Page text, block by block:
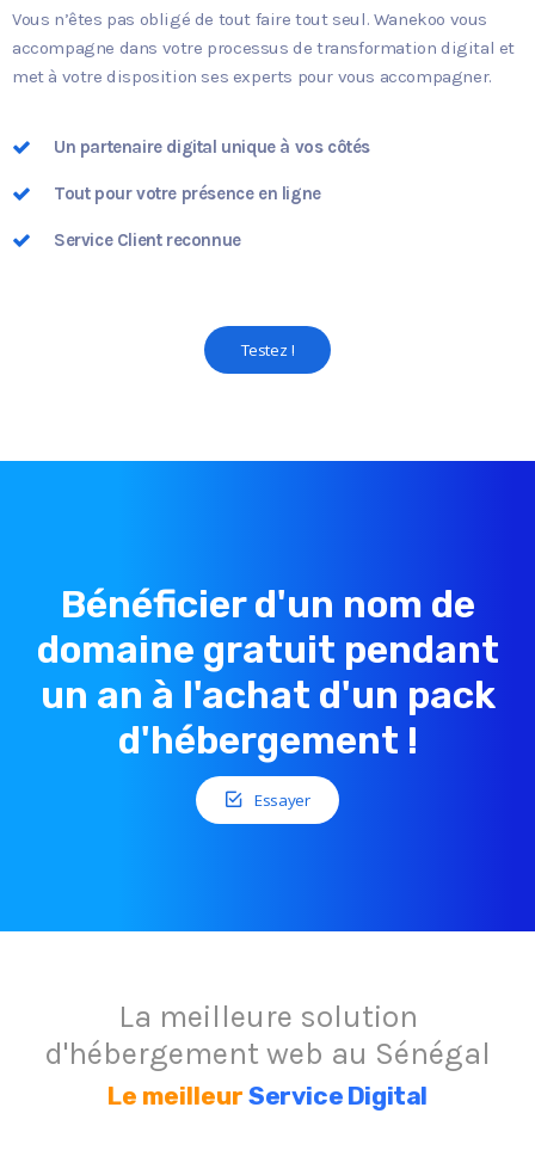
Vous n’êtes pas obligé de tout faire tout seul. Wanekoo vous
accompagne dans votre processus de transformation digital et
met à votre disposition ses experts pour vous accompagner.
Un partenaire digital unique à vos côtés
Tout pour votre présence en ligne
Service Client reconnue
Testez !
Bénéficier d'un nom de
domaine gratuit pendant
un an à l'achat d'un pack
d'hébergement !
Essayer
La meilleure solution
d'hébergement web au Sénégal
Le meilleur Service Digital